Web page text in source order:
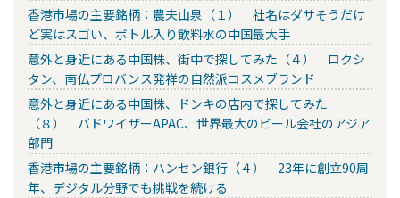
香港市場の主要銘柄：農夫山泉（１） 社名はダサそうだけ
ど実はスゴい、ボトル入り飲料水の中国最大手
意外と身近にある中国株、街中で探してみた（４） ロクシ
タン、南仏プロバンス発祥の自然派コスメブランド
意外と身近にある中国株、ドンキの店内で探してみた
（８） バドワイザーAPAC、世界最大のビール会社のアジア
部門
香港市場の主要銘柄：ハンセン銀行（４） 23年に創立90周
年、デジタル分野でも挑戦を続ける